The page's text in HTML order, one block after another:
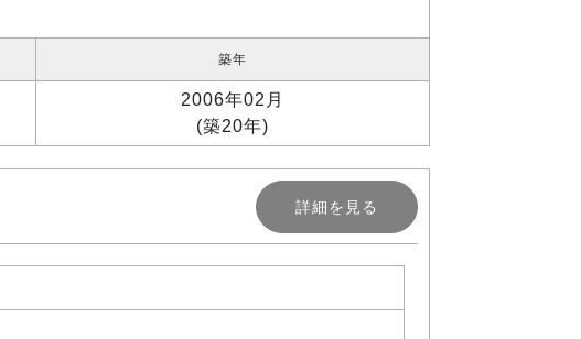
築年
2006年02月
(築20年)
詳細を見る